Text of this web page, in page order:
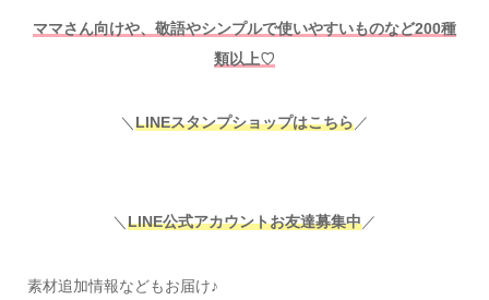
ママさん向けや、敬語やシンプルで使いやすいものなど200種
類以上♡
＼ LINEスタンプショップはこちら／
＼LINE公式アカウントお友達募集中／
素材追加情報などもお届け♪